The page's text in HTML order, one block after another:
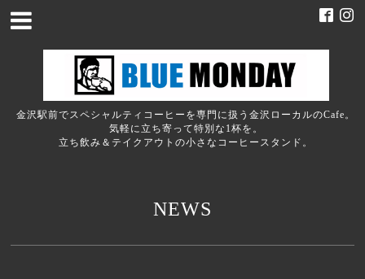
金沢駅前でスペシャルティコーヒーを専門に扱う金沢ローカルのCafe。
気軽に立ち寄って特別な1杯を。
立ち飲み＆テイクアウトの小さなコーヒースタンド。
NEWS